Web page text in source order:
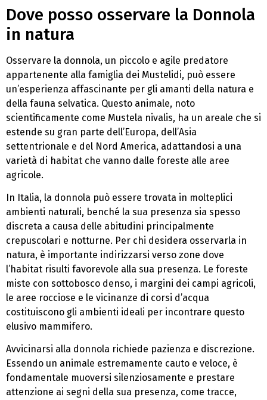
Dove posso osservare la Donnola
in natura
Osservare la donnola, un piccolo e agile predatore
appartenente alla famiglia dei Mustelidi, può essere
un’esperienza affascinante per gli amanti della natura e
della fauna selvatica. Questo animale, noto
scientificamente come Mustela nivalis, ha un areale che si
estende su gran parte dell’Europa, dell’Asia
settentrionale e del Nord America, adattandosi a una
varietà di habitat che vanno dalle foreste alle aree
agricole.
In Italia, la donnola può essere trovata in molteplici
ambienti naturali, benché la sua presenza sia spesso
discreta a causa delle abitudini principalmente
crepuscolari e notturne. Per chi desidera osservarla in
natura, è importante indirizzarsi verso zone dove
l’habitat risulti favorevole alla sua presenza. Le foreste
miste con sottobosco denso, i margini dei campi agricoli,
le aree rocciose e le vicinanze di corsi d’acqua
costituiscono gli ambienti ideali per incontrare questo
elusivo mammifero.
Avvicinarsi alla donnola richiede pazienza e discrezione.
Essendo un animale estremamente cauto e veloce, è
fondamentale muoversi silenziosamente e prestare
attenzione ai segni della sua presenza, come tracce,